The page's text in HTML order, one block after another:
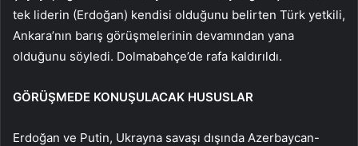
tek liderin (Erdoğan) kendisi olduğunu belirten Türk yetkili,
Ankara’nın barış görüşmelerinin devamından yana
olduğunu söyledi. Dolmabahçe’de rafa kaldırıldı.
GÖRÜŞMEDE KONUŞULACAK HUSUSLAR
Erdoğan ve Putin, Ukrayna savaşı dışında Azerbaycan-